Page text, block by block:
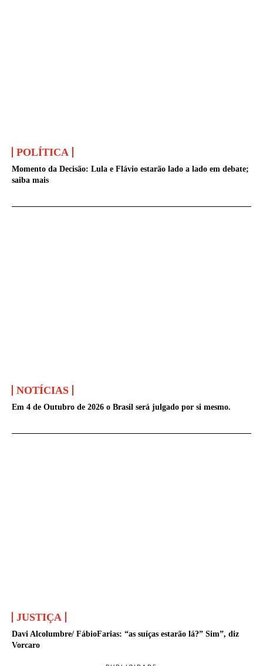
POLÍTICA
Momento da Decisão: Lula e Flávio estarão lado a lado em debate;
saiba mais
NOTÍCIAS
Em 4 de Outubro de 2026 o Brasil será julgado por si mesmo.
JUSTIÇA
Davi Alcolumbre/ FábioFarias: “as suíças estarão lá?” Sim”, diz
Vorcaro